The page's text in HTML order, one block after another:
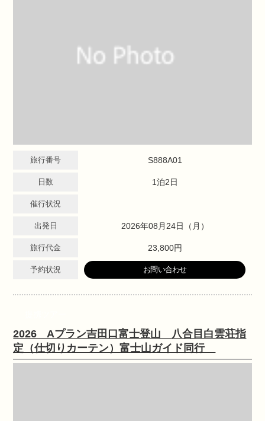
旅行番号 S888A01
日数 1泊2日
催行状況
出発日 2026年08月24日（月）
旅行代金 23,800円
予約状況 お問い合わせ
2026 Aプラン吉田口富士登山 八合目白雲荘指
定（仕切りカーテン）富士山ガイド同行